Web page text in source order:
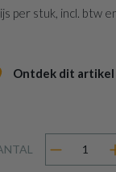
per stuk, incl. btw
Ontdek dit artikel